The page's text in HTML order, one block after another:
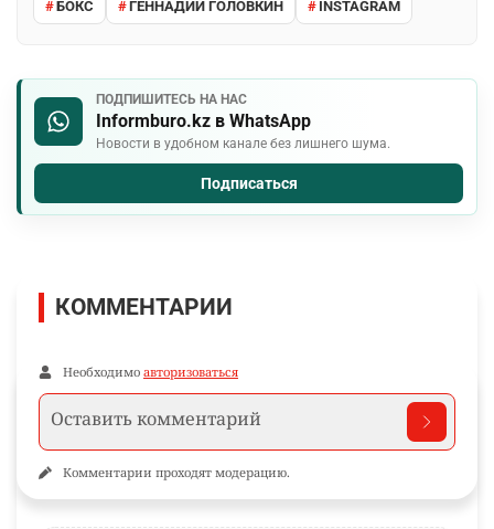
БОКС ГЕННАДИЙ ГОЛОВКИН INSTAGRAM
ПОДПИШИТЕСЬ НА НАС
Informburo.kz в WhatsApp
Новости в удобном канале без лишнего шума.
Подписаться
КОММЕНТАРИИ
Необходимо авторизоваться
Комментарии проходят модерацию.